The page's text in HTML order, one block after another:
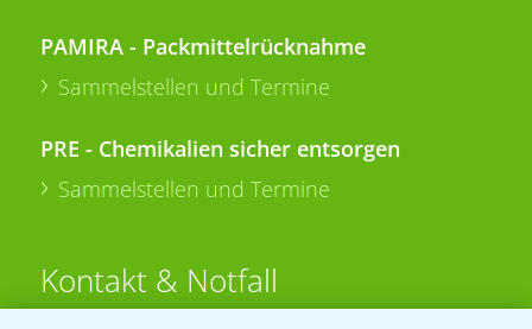
PAMIRA - Packmittelrücknahme
Sammelstellen und Termine
PRE - Chemikalien sicher entsorgen
Sammelstellen und Termine
Kontakt & Notfall